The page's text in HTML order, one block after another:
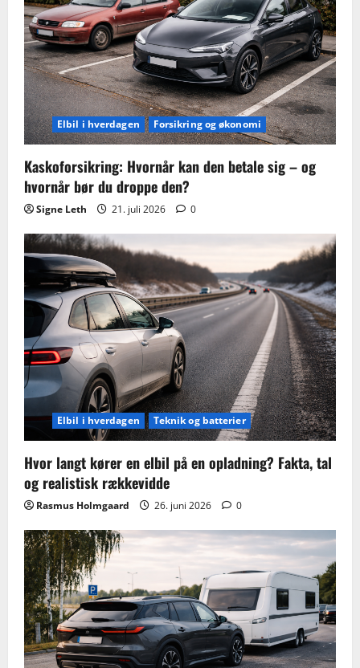
Elbil i hverdagen Forsikring og økonomi
Kaskoforsikring: Hvornår kan den betale sig – og
hvornår bør du droppe den?
Signe Leth 21. juli 2026 0
Elbil i hverdagen Teknik og batterier
Hvor langt kører en elbil på en opladning? Fakta, tal
og realistisk rækkevidde
Rasmus Holmgaard 26. juni 2026 0